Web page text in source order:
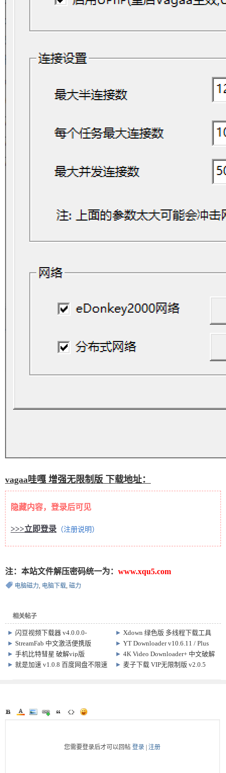
vagaa哇嘎 增强无限制版 下载地址：
隐藏内容，登录后可见
>>>立即登录 （注册说明）
注：本站文件解压密码统一为： www.xqu5.com
电脑磁力, 电脑下载, 磁力
相关帖子
► 闪豆视频下载器 v4.0.0.0-
2026.07.29 多平台视频批量下载软
件
► Xdown 绿色版 多线程下载工具
v2.0.9.4
►StreamFab 中文激活便携版
v6.2.0.1
►YT Downloader v10.6.11 / Plus
6.1.2 / YTD Video Downloader Pro
Mac7.1.0
►手机比特彗星 破解vip版
BitComet 2.0.1
►4K Video Downloader+ 中文破解
版 Win/Mac26.2.1.0379 便携版
►就是加速 v1.0.8 百度网盘不限速
►麦子下载 VIP无限制版 v2.0.5
您需要登录后才可以回帖登录 |注册